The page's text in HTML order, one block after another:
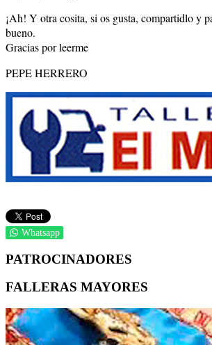
¡Ah! Y otra cosita, si os gusta, compartidlo y
bueno.
Gracias por leerme
PEPE HERRERO
Whatsapp
PATROCINADORES
FALLERAS MAYORES